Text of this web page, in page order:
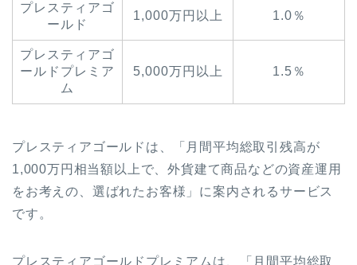
プレスティアゴ
ールド
1,000万円以上 1.0％
プレスティアゴ
ールドプレミア
ム
5,000万円以上 1.5％
プレスティアゴールドは、「月間平均総取引残高が
1,000万円相当額以上で、外貨建て商品などの資産運用
をお考えの、選ばれたお客様」に案内されるサービス
です。
プレスティアゴールドプレミアムは、「月間平均総取